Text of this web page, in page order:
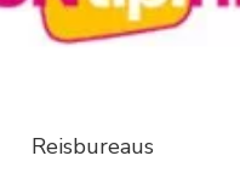
Reisbureaus